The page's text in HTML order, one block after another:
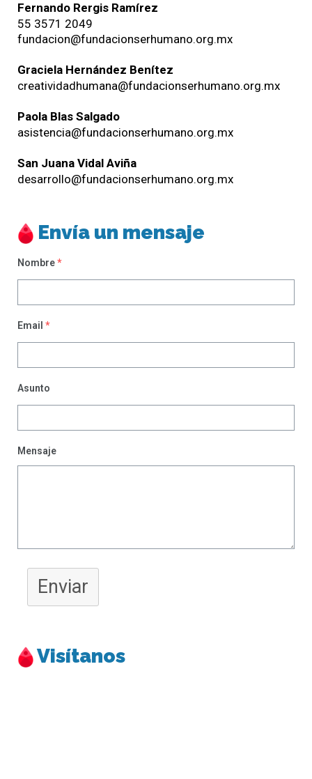
Fernando Rergis Ramírez
55 3571 2049
fundacion@fundacionserhumano.org.mx
Graciela Hernández Benítez
creatividadhumana@fundacionserhumano.org.mx
Paola Blas Salgado
asistencia@fundacionserhumano.org.mx
San Juana Vidal Aviña
desarrollo@fundacionserhumano.org.mx
Envía un mensaje
Nombre*
Email *
Asunto
Mensaje
Enviar
Visítanos